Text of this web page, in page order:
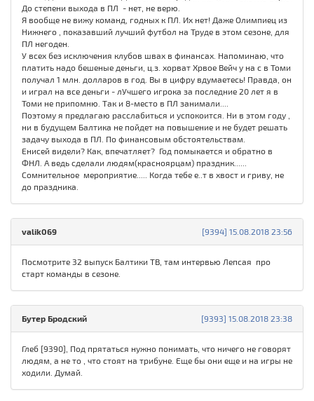
До степени выхода в ПЛ - нет, не верю.
Я вообще не вижу команд, годных к ПЛ. Их нет! Даже Олимпиец из
Нижнего , показавший лучший футбол на Труде в этом сезоне, для
ПЛ негоден.
У всех без исключения клубов швах в финансах. Напоминаю, что
платить надо бешеные деньги, ц.з. хорват Хрвое Вейч у на с в Томи
получал 1 млн. долларов в год. Вы в цифру вдумаетесь! Правда, он
и играл на все деньги - лУчшего игрока за последние 20 лет я в
Томи не припомню. Так и 8-место в ПЛ занимали....
Поэтому я предлагаю расслабиться и успокоится. Ни в этом году ,
ни в будущем Балтика не пойдет на повышение и не будет решать
задачу выхода в ПЛ. По финансовым обстоятельствам.
Енисей видели? Как, впечатляет? Год помыкается и обратно в
ФНЛ. А ведь сделали людям(красноярцам) праздник......
Сомнительное мероприятие..... Когда тебе е..т в хвост и гриву, не
до праздника.
[9394] 15.08.2018 23:56
valik069
Посмотрите 32 выпуск Балтики ТВ, там интервью Лепсая про
старт команды в сезоне.
[9393] 15.08.2018 23:38
Бутер Бродский
Глеб [9390], Под прятаться нужно понимать, что ничего не говорят
людям, а не то , что стоят на трибуне. Еще бы они еще и на игры не
ходили. Думай.